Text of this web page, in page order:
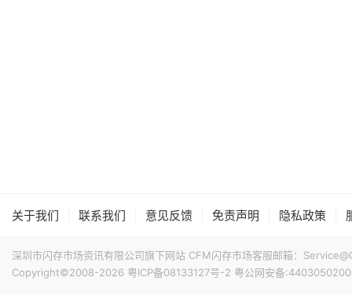
关于我们 联系我们 意见反馈 免责声明 隐私政策
深圳市闪存市场资讯有限公司旗下网站 CFM闪存市场客服邮箱：
Copyright©2008-2026 粤ICP备08133127号-2 粤公网安备